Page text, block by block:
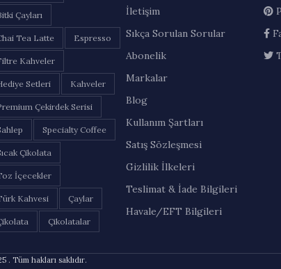
Çayları
Tea Latte Espresso
Kahveler
Setleri Kahveler
Çekirdek Serisi
Specialty Coffee
Çikolata
İçecekler
Kahvesi Çaylar
Çikolatalar
İletişim
Sıkça Sorulan Sorular
Abonelik
Markalar
Blog
Kullanım Şartları
Satış Sözleşmesi
Gizlilik İlkeleri
Teslimat & İade Bilgileri
Havale/EFT Bilgileri
. Tüm hakları saklıdır.